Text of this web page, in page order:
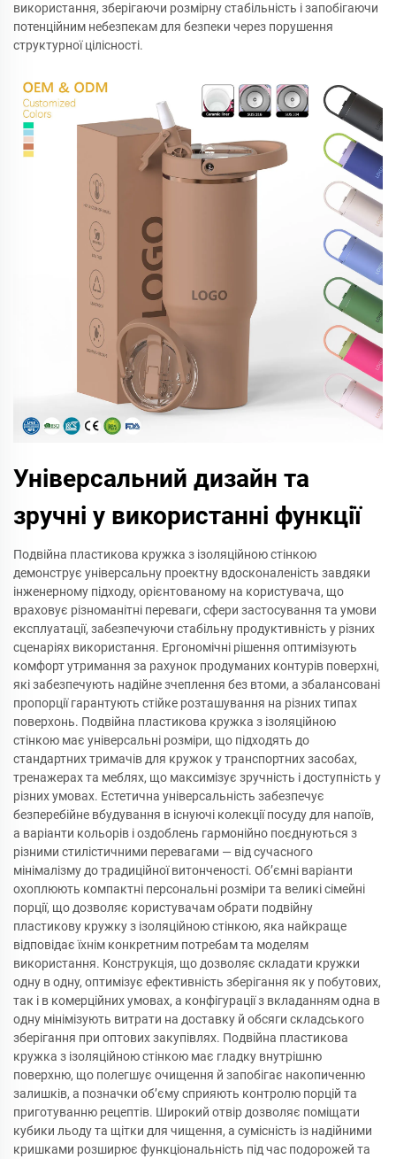
використання, зберігаючи розмірну стабільність і запобігаючи
потенційним небезпекам для безпеки через порушення
структурної цілісності.
Універсальний дизайн та
зручні у використанні функції
Подвійна пластикова кружка з ізоляційною стінкою
демонструє універсальну проектну вдосконаленість завдяки
інженерному підходу, орієнтованому на користувача, що
враховує різноманітні переваги, сфери застосування та умови
експлуатації, забезпечуючи стабільну продуктивність у різних
сценаріях використання. Ергономічні рішення оптимізують
комфорт утримання за рахунок продуманих контурів поверхні,
які забезпечують надійне зчеплення без втоми, а збалансовані
пропорції гарантують стійке розташування на різних типах
поверхонь. Подвійна пластикова кружка з ізоляційною
стінкою має універсальні розміри, що підходять до
стандартних тримачів для кружок у транспортних засобах,
тренажерах та меблях, що максимізує зручність і доступність у
різних умовах. Естетична універсальність забезпечує
безперебійне вбудування в існуючі колекції посуду для напоїв,
а варіанти кольорів і оздоблень гармонійно поєднуються з
різними стилістичними перевагами — від сучасного
мінімалізму до традиційної витонченості. Об’ємні варіанти
охоплюють компактні персональні розміри та великі сімейні
порції, що дозволяє користувачам обрати подвійну
пластикову кружку з ізоляційною стінкою, яка найкраще
відповідає їхнім конкретним потребам та моделям
використання. Конструкція, що дозволяє складати кружки
одну в одну, оптимізує ефективність зберігання як у побутових,
так і в комерційних умовах, а конфігурації з вкладанням одна в
одну мінімізують витрати на доставку й обсяги складського
зберігання при оптових закупівлях. Подвійна пластикова
кружка з ізоляційною стінкою має гладку внутрішню
поверхню, що полегшує очищення й запобігає накопиченню
залишків, а позначки об’єму сприяють контролю порцій та
приготуванню рецептів. Широкий отвір дозволяє поміщати
кубики льоду та щітки для чищення, а сумісність із надійними
кришками розширює функціональність під час подорожей та